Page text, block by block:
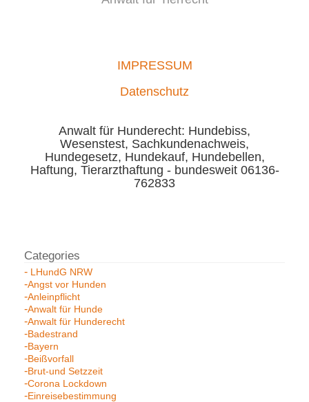
IMPRESSUM
Datenschutz
Anwalt für Hunderecht: Hundebiss,
Wesenstest, Sachkundenachweis,
Hundegesetz, Hundekauf, Hundebellen,
Haftung, Tierarzthaftung - bundesweit 06136-
762833
LHundG NRW
Angst vor Hunden
Anleinpflicht
Anwalt für Hunde
Anwalt für Hunderecht
Badestrand
Bayern
Beißvorfall
Brut-und Setzzeit
Corona Lockdown
Einreisebestimmung